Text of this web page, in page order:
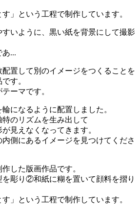
」という工程で制作しています。
いように、黒い紙を背景にして撮影
...
置して別のイメージをつくることを
す。
ーマです。
になるように配置しました。
のリズムを生み出して
見えなくなってきます。
側にあるイメージを見つけてくださ
した版画作品です。
を彫り②和紙に糊を置いて顔料を摺り
」という工程で制作しています。